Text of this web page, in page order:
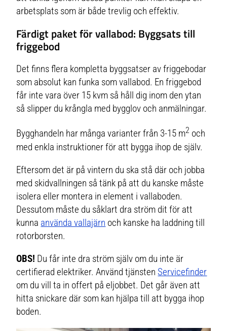
arbetsplats som är både trevlig och effektiv.
Färdigt paket för vallabod: Byggsats till
friggebod
Det finns flera kompletta byggsatser av friggebodar
som absolut kan funka som vallabod. En friggebod
får inte vara över 15 kvm så håll dig inom den ytan
så slipper du krångla med bygglov och anmälningar.
Bygghandeln har många varianter från 3-15 m2 och
med enkla instruktioner för att bygga ihop de själv.
Eftersom det är på vintern du ska stå där och jobba
med skidvallningen så tänk på att du kanske måste
isolera eller montera in element i vallaboden.
Dessutom måste du såklart dra ström dit för att
kunna använda vallajärn och kanske ha laddning till
rotorborsten.
OBS! Du får inte dra ström själv om du inte är
certifierad elektriker. Använd tjänstenServicefinder
om du vill ta in offert på eljobbet. Det går även att
hitta snickare där som kan hjälpa till att bygga ihop
boden.